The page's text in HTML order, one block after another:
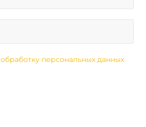
обработку персональных данных